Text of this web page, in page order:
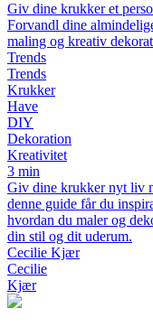
Giv dine krukker et
Forvandl dine
maling og kreativ
Trends
Trends
Krukker
Have
DIY
Dekoration
Kreativitet
3 min
Giv dine krukker nyt liv
denne guide får du
hvordan du maler og
din stil og dit uderum.
Cecilie Kjær
Cecilie
Kjær